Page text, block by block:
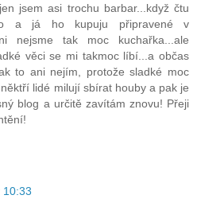
jsem asi trochu barbar...když čtu
a já ho kupuju připravené v
nejsme tak moc kuchařka...ale
věci se mi takmoc líbí...a občas
to ani nejím, protože sladké moc
lidé milují sbírat houby a pak je
blog a určitě zavítám znovu! Přeji
10:33